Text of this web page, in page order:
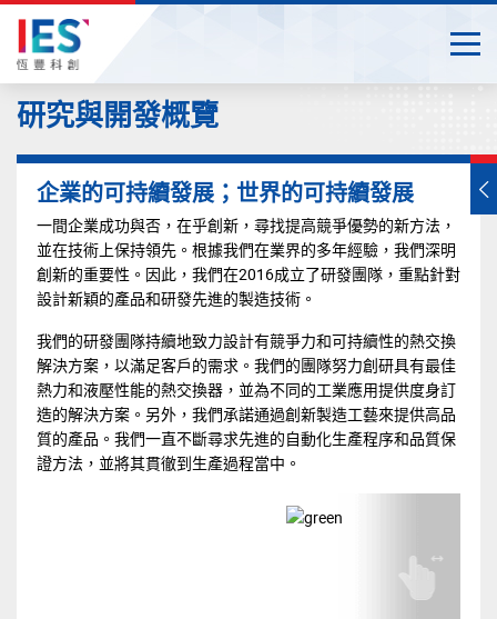
Start
main研究與開發概覽
企業的可持續發展；世界的可持續發展
一間企業成功與否，在乎創新，尋找提高競爭優勢的新方法，
並在技術上保持領先。根據我們在業界的多年經驗，我們深明
創新的重要性。因此，我們在2016成立了研發團隊，重點針對
設計新穎的產品和研發先進的製造技術。
我們的研發團隊持續地致力設計有競爭力和可持續性的熱交換
解決方案，以滿足客戶的需求。我們的團隊努力創研具有最佳
熱力和液壓性能的熱交換器，並為不同的工業應用提供度身訂
造的解決方案。另外，我們承諾通過創新製造工藝來提供高品
質的產品。我們一直不斷尋求先進的自動化生產程序和品質保
證方法，並將其貫徹到生產過程當中。